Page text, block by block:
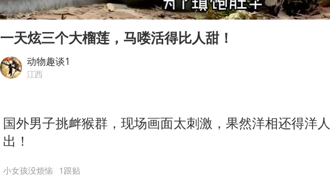
几元成本的AI广告导致千万市值蒸发
36岁男演员成景区NPC后人气爆棚
人民的健康、体质、幸福一脉相承
Play
00:00
一天炫三个大榴莲，马喽活得比人甜！
动物趣谈1
江西
国外男子挑衅猴群，现场画面太刺激，果然洋相还得洋人
出！
小女孩没烦恼 1跟贴